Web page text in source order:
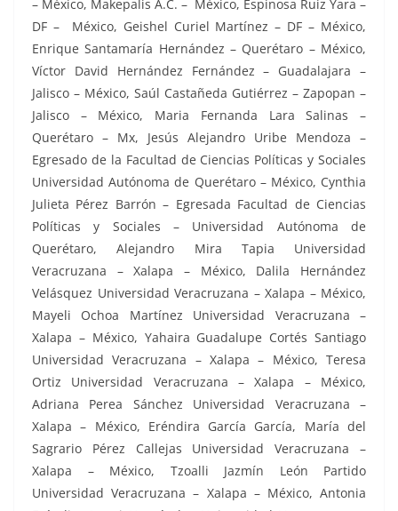
– México, Makepalis A.C. – México, Espinosa Ruiz Yara –
DF – México, Geishel Curiel Martínez – DF – México,
Enrique Santamaría Hernández – Querétaro – México,
Víctor David Hernández Fernández – Guadalajara –
Jalisco – México, Saúl Castañeda Gutiérrez – Zapopan –
Jalisco – México, Maria Fernanda Lara Salinas –
Querétaro – Mx, Jesús Alejandro Uribe Mendoza –
Egresado de la Facultad de Ciencias Políticas y Sociales
Universidad Autónoma de Querétaro – México, Cynthia
Julieta Pérez Barrón – Egresada Facultad de Ciencias
Políticas y Sociales – Universidad Autónoma de
Querétaro, Alejandro Mira Tapia Universidad
Veracruzana – Xalapa – México, Dalila Hernández
Velásquez Universidad Veracruzana – Xalapa – México,
Mayeli Ochoa Martínez Universidad Veracruzana –
Xalapa – México, Yahaira Guadalupe Cortés Santiago
Universidad Veracruzana – Xalapa – México, Teresa
Ortiz Universidad Veracruzana – Xalapa – México,
Adriana Perea Sánchez Universidad Veracruzana –
Xalapa – México, Eréndira García García, María del
Sagrario Pérez Callejas Universidad Veracruzana –
Xalapa – México, Tzoalli Jazmín León Partido
Universidad Veracruzana – Xalapa – México, Antonia